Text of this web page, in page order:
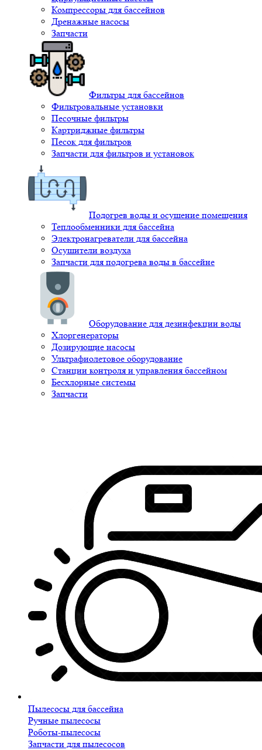
Компрессоры для бассейнов
Дренажные насосы
Запчасти
Фильтры для бассейнов
Фильтровальные установки
Песочные фильтры
Картриджные фильтры
Песок для фильтров
Запчасти для фильтров и установок
Подогрев воды и осушение помещения
Теплообменники для бассейна
Электронагреватели для бассейна
Осушители воздуха
Запчасти для подогрева воды в бассейне
Оборудование для дезинфекции воды
Хлоргенераторы
Дозирующие насосы
Ультрафиолетовое оборудование
Станции контроля и управления бассейном
Бесхлорные системы
Запчасти
Пылесосы для бассейна
Ручные пылесосы
Роботы-пылесосы
Запчасти для пылесосов